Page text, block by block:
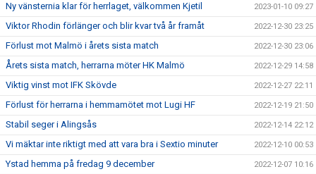
Ny vänsternia klar för herrlaget, välkommen Kjetil 2023-01-10 09:27
Viktor Rhodin förlänger och blir kvar två år framåt 2022-12-30 23:25
Förlust mot Malmö i årets sista match 2022-12-30 23:06
Årets sista match, herrarna möter HK Malmö 2022-12-29 14:58
Viktig vinst mot IFK Skövde 2022-12-27 22:11
Förlust för herrarna i hemmamötet mot Lugi HF 2022-12-19 21:50
Stabil seger i Alingsås 2022-12-14 22:12
Vi mäktar inte riktigt med att vara bra i Sextio minuter 2022-12-10 00:53
Ystad hemma på fredag 9 december 2022-12-07 10:16